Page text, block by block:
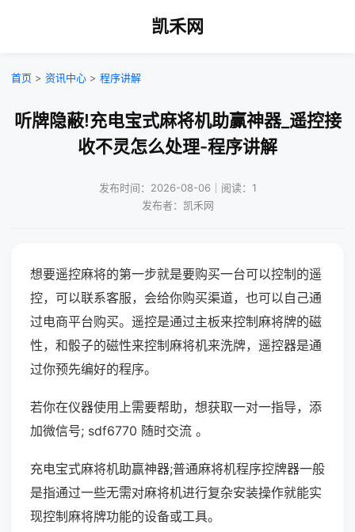
凯禾网
首页 > 资讯中心 > 程序讲解
听牌隐蔽!充电宝式麻将机助赢神器_遥控接
收不灵怎么处理-程序讲解
发布时间：2026-08-06｜阅读：1
发布者：凯禾网
想要遥控麻将的第一步就是要购买一台可以控制的遥
控，可以联系客服，会给你购买渠道，也可以自己通
过电商平台购买。遥控是通过主板来控制麻将牌的磁
性，和骰子的磁性来控制麻将机来洗牌，遥控器是通
过你预先编好的程序。
若你在仪器使用上需要帮助，想获取一对一指导，添
加微信号; sdf6770 随时交流 。
充电宝式麻将机助赢神器;普通麻将机程序控牌器一般
是指通过一些无需对麻将机进行复杂安装操作就能实
现控制麻将牌功能的设备或工具。